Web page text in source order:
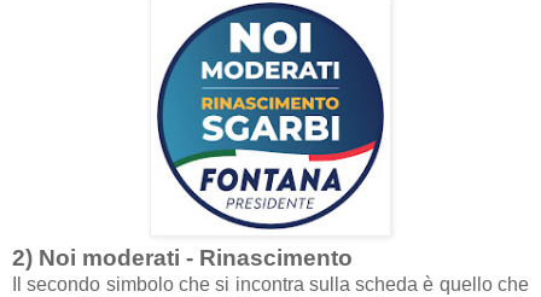
2) Noi moderati - Rinascimento
Il secondo simbolo che si incontra sull a scheda è quello che